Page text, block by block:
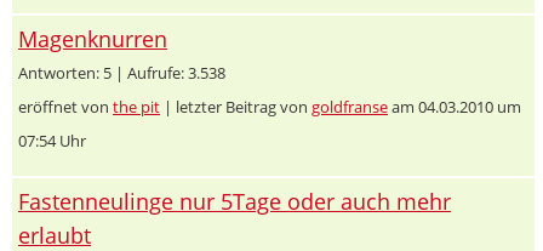
Magenknurren
Antworten: 5 | Aufrufe: 3.538
eröffnet von the pit | letzter Beitrag von goldfranseam 04.03.2010 um
07:54 Uhr
Fastenneulinge nur 5Tage oder auch mehr
erlaubt